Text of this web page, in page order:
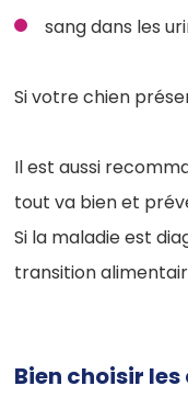
sang dans les
Si votre chien
Il est aussi
tout va bien et
Si la maladie est
transition
Bien choisir